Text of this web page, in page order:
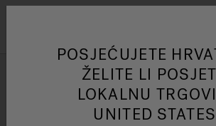
J-19 -
POSJEĆUJETE
ŽELITE LI
LOKALNU
UNITED